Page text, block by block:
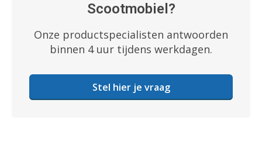
Scootmobiel?
Onze productspecialisten antwoorden
binnen 4 uur tijdens werkdagen.
Stel hier je vraag